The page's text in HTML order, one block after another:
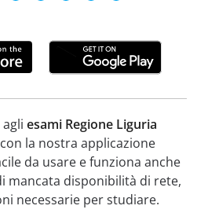
esami Regione Liguria
con la nostra applicazione
da usare e funziona anche
mancata disponibilità di rete,
necessarie per studiare.